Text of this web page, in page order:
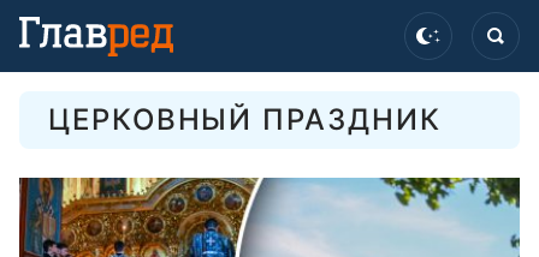
ЦЕРКОВНЫЙ ПРАЗДНИК